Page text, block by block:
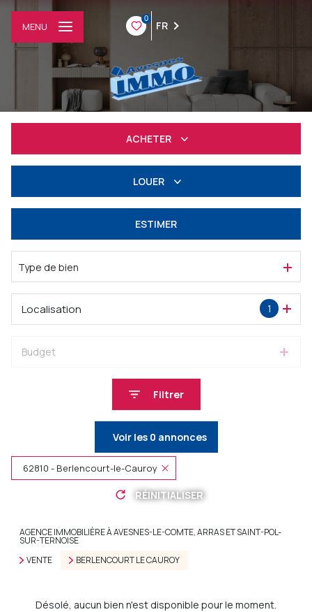
0
FR
MENU
ACHETER
Professionnel
LOUER
Professionnel
ESTIMER
Type de bien
1
Localisation
Budget
Filtrer
Voir les 0 annonces
62810 - Berlencourt-le-Cauroy
RÉINITIALISER
AGENCE IMMOBILIÈRE À AVESNES-LE-COMTE, ARRAS ET SAINT-POL-
SUR-TERNOISE
VENTE
BERLENCOURT LE CAUROY
Désolé, aucun bien n'est disponible pour le moment.